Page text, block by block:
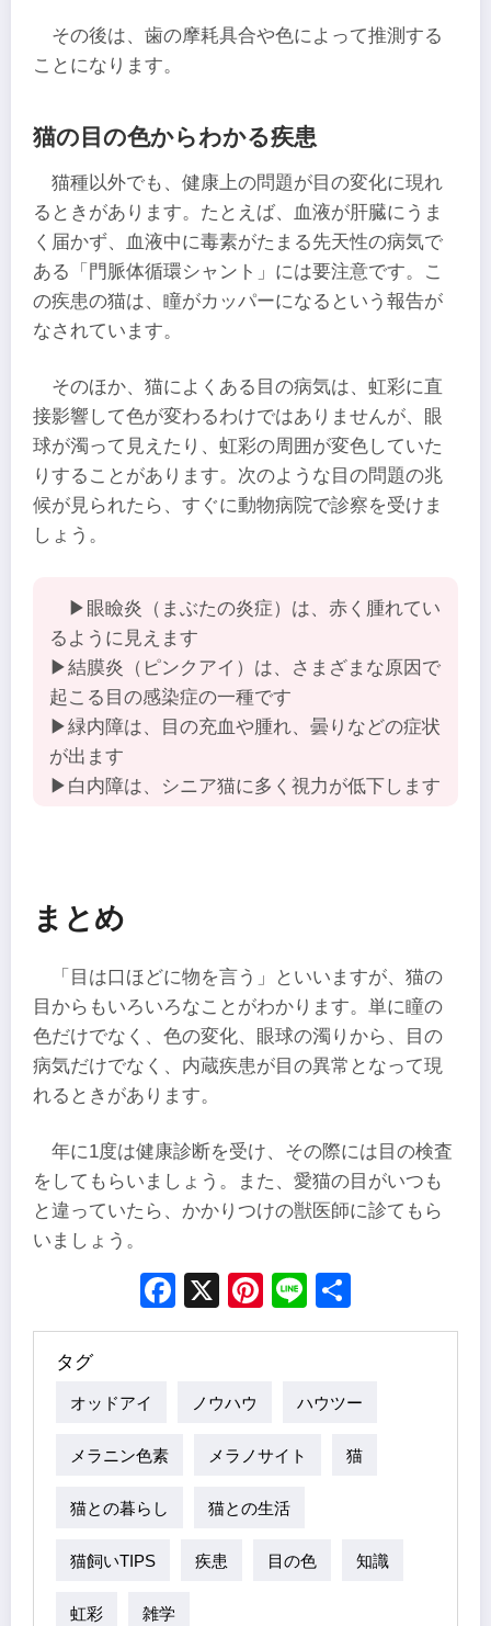
その後は、歯の摩耗具合や色によって推測する
ことになります。
猫の目の色からわかる疾患
猫種以外でも、健康上の問題が目の変化に現れ
るときがあります。たとえば、血液が肝臓にうま
く届かず、血液中に毒素がたまる先天性の病気で
ある「門脈体循環シャント」には要注意です。こ
の疾患の猫は、瞳がカッパーになるという報告が
なされています。
そのほか、猫によくある目の病気は、虹彩に直
接影響して色が変わるわけではありませんが、眼
球が濁って見えたり、虹彩の周囲が変色していた
りすることがあります。次のような目の問題の兆
候が見られたら、すぐに動物病院で診察を受けま
しょう。
▶眼瞼炎（まぶたの炎症）は、赤く腫れてい
るように見えます
▶結膜炎（ピンクアイ）は、さまざまな原因で
起こる目の感染症の一種です
▶緑内障は、目の充血や腫れ、曇りなどの症状
が出ます
▶白内障は、シニア猫に多く視力が低下します
まとめ
「目は口ほどに物を言う」といいますが、猫の
目からもいろいろなことがわかります。単に瞳の
色だけでなく、色の変化、眼球の濁りから、目の
病気だけでなく、内蔵疾患が目の異常となって現
れるときがあります。
年に1度は健康診断を受け、その際には目の検査
をしてもらいましょう。また、愛猫の目がいつも
と違っていたら、かかりつけの獣医師に診てもら
いましょう。
Facebook
X Pinterest
Line
タグ
オッドアイ ノウハウ ハウツー
メラニン色素 メラノサイト 猫
猫との暮らし 猫との生活
猫飼いTIPS 疾患 目の色 知識
虹彩 雑学